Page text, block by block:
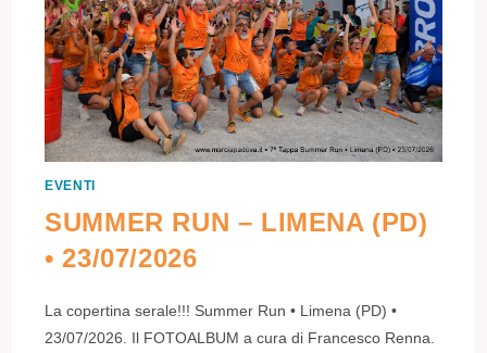
EVENTI
SUMMER RUN – LIMENA (PD)
• 23/07/2026
La copertina serale!!! Summer Run • Limena (PD) •
23/07/2026. Il FOTOALBUM a cura di Francesco Renna.